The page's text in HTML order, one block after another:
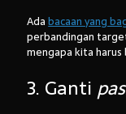
Adabacaan yang
perbandingan
mengapa kita
3. Ganti